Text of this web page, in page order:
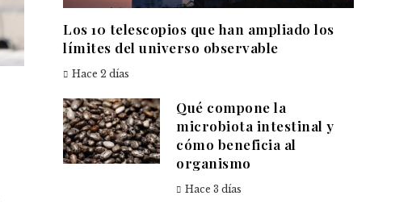
Los 10 telescopios que han ampliado los
límites del universo observable
Hace 2 días
Qué compone la
microbiota intestinal y
cómo beneficia al
organismo
Hace 3 días